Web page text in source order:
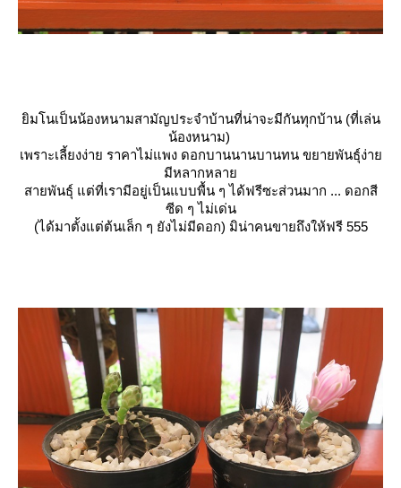
ิมโนเป็นน้องหนามสามัญประจำบ้านที่น่าจะมีกันทุกบ้าน (ที่เล่น
น้องหนาม)
เพราะเลี้ยงง่าย ราคาไม่แพง ดอกบานนานบานทน ขยายพันธุ์ง่า
มีหลากหลา
สายพันธุ์ แต่ที่เรามีอยู่เป็นแบบพื้น ๆ ได้ฟรีซะส่วนมาก ... ดอกสี
ซีด ๆ ไม่เด่น
(ได้มาตั้งแต่ต้นเล็ก ๆ ยังไม่มีดอก) มิน่าคนขายถึงให้ฟรี 555